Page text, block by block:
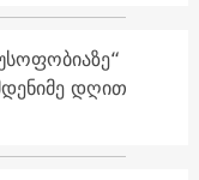
დღით